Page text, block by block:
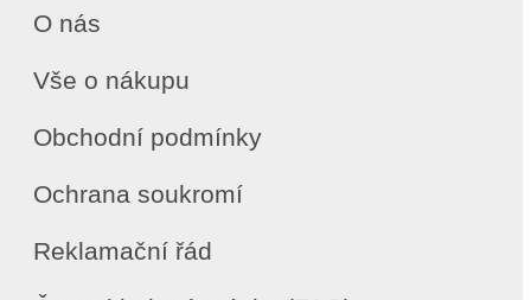
O nás
Vše o nákupu
Obchodní podmínky
Ochrana soukromí
Reklamační řád